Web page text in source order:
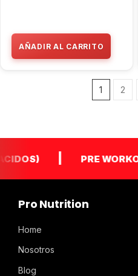
AÑADIR AL CARRITO
1 2
| PRE WORKOUT
Pro Nutrition
Home
Nosotros
Blog